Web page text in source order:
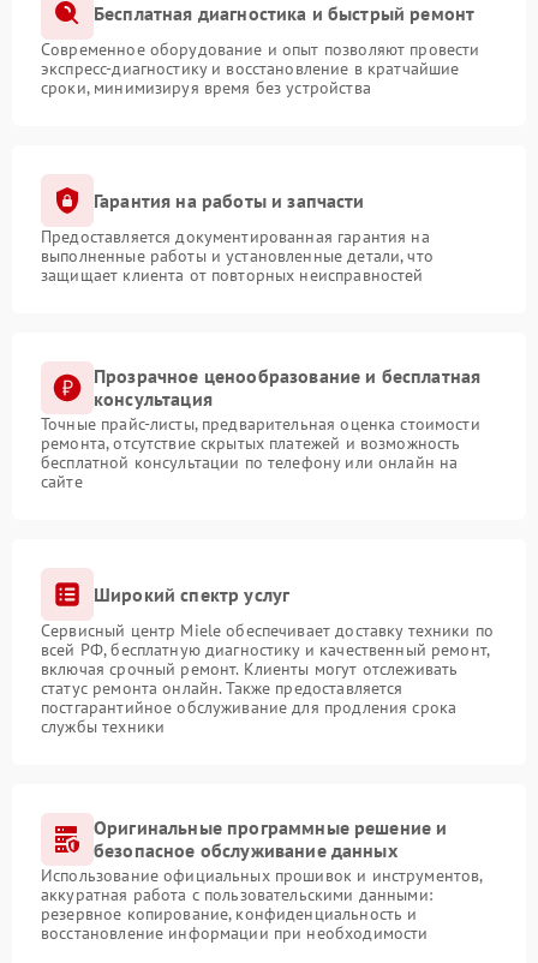
Бесплатная диагностика и быстрый ремонт
Современное оборудование и опыт позволяют провести
экспресс-диагностику и восстановление в кратчайшие
сроки, минимизируя время без устройства
Гарантия на работы и запчасти
Предоставляется документированная гарантия на
выполненные работы и установленные детали, что
защищает клиента от повторных неисправностей
Прозрачное ценообразование и бесплатная
консультация
Точные прайс-листы, предварительная оценка стоимости
ремонта, отсутствие скрытых платежей и возможность
бесплатной консультации по телефону или онлайн на
сайте
Широкий спектр услуг
Сервисный центр Miele обеспечивает доставку техники по
всей РФ, бесплатную диагностику и качественный ремонт,
включая срочный ремонт. Клиенты могут отслеживать
статус ремонта онлайн. Также предоставляется
постгарантийное обслуживание для продления срока
службы техники
Оригинальные программные решение и
безопасное обслуживание данных
Использование официальных прошивок и инструментов,
аккуратная работа с пользовательскими данными:
резервное копирование, конфиденциальность и
восстановление информации при необходимости